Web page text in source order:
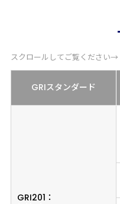
スクロールしてご覧ください→
GRIスタンダード
GRI201：